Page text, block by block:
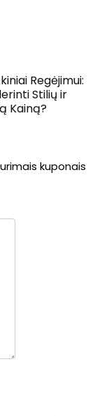
Regėjimui:
Stilių ir
Kainą?
kuponais